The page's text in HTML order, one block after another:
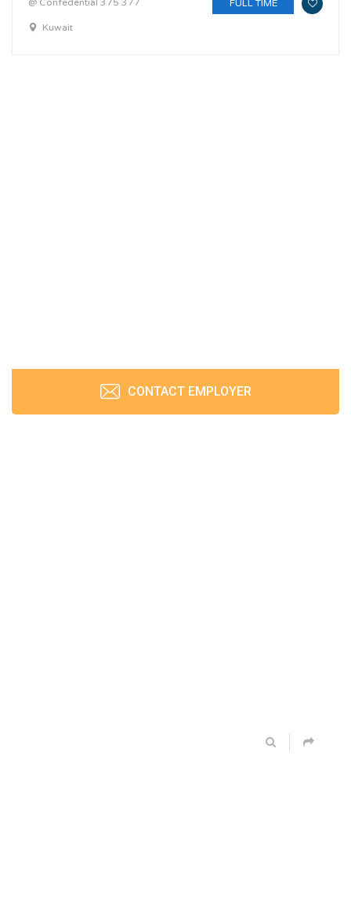
@ Confedential 375 377
Kuwait
FULL TIME
CONTACT EMPLOYER